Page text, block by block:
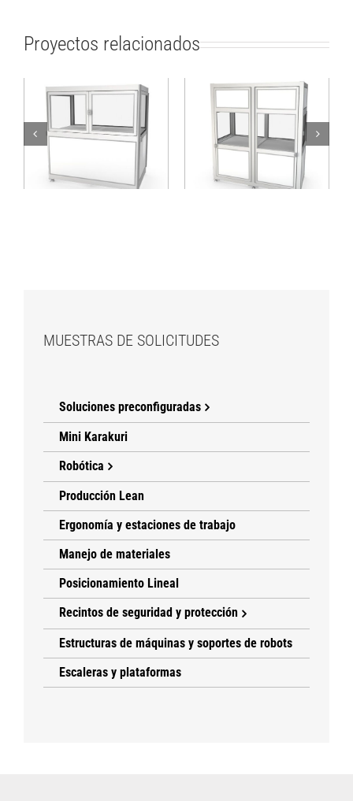
Proyectos relacionados
Cabina de proceso
lineal con sección
separada
Cabina de máquinas
para aplicaciones
lineales con tres
funcionales
MUESTRAS DE SOLICITUDES
Soluciones preconfiguradas
Mini Karakuri
Robótica
Producción Lean
Ergonomía y estaciones de trabajo
Manejo de materiales
Posicionamiento Lineal
Recintos de seguridad y protección
Estructuras de máquinas y soportes de robots
Escaleras y plataformas